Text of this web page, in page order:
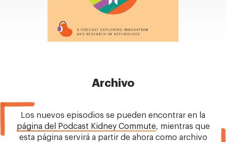
Archivo
Los nuevos episodios se pueden encontrar en la
página del Podcast Kidney Commute, mientras que
esta página servirá a partir de ahora como archivo